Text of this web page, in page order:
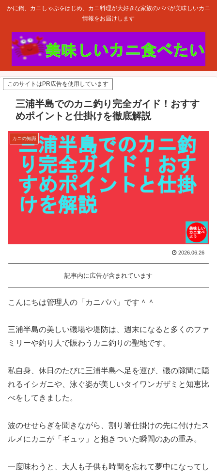
かに鍋、カニしゃぶをはじめ、カニ料理が大好きな家族のパパが美味しいカニ
情報をお届けします
このサイトはPR広告を使用しています
三浦半島でのカニ釣り完全ガイド！おすす
めポイントと仕掛けを徹底解説
カニの知識
2026.06.26
記事内に広告が含まれています
こんにちは管理人の「カニパパ」です＾＾
三浦半島の美しい磯場や堤防は、週末になると多くのファ
ミリーや釣り人で賑わうカニ釣りの聖地です。
私自身、休日のたびに三浦半島へ足を運び、磯の隙間に隠
れるイシガニや、泳ぐ姿が美しいタイワンガザミと知恵比
べをしてきました。
波のせせらぎを聞きながら、割り箸仕掛けの先に付けたス
ルメにカニが「ギュッ」と抱きついた瞬間のあの重み。
一度味わうと、大人も子供も時間を忘れて夢中になってし